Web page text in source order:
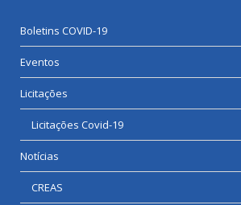
Boletins COVID-19
Eventos
Licitações
Licitações Covid-19
Notícias
CREAS